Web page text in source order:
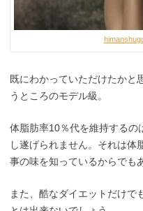
既にわかっていただけたかと
うところのモデル級。
体脂肪率10％代を維持するの
し遂げられません。それは体
事の味を知っているからでも
また、酷なダイエットだけで